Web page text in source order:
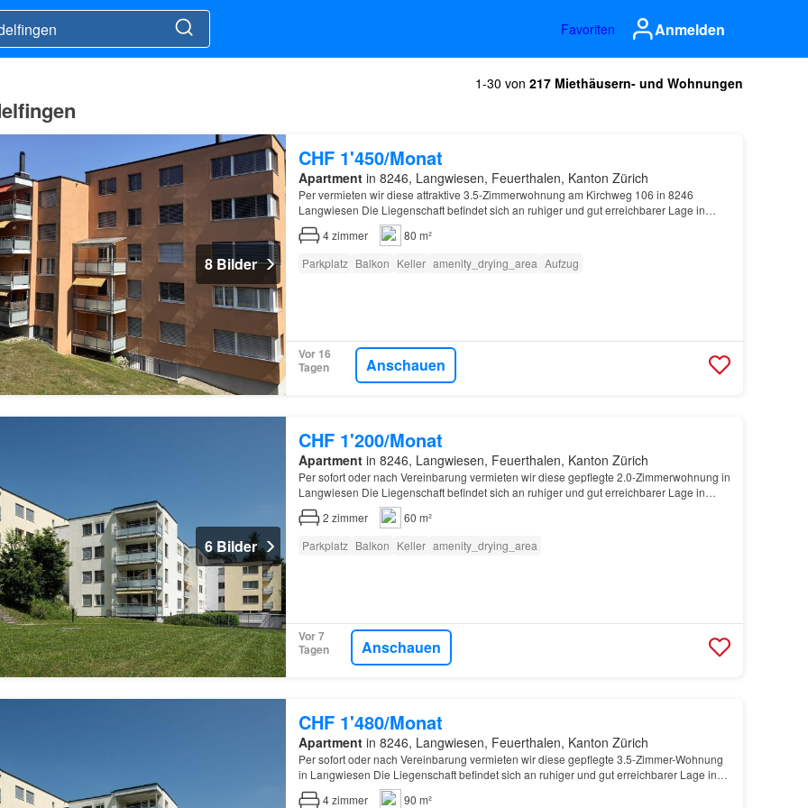
Favoriten Anmelden
1-30 von 217 Miethäusern- und Wohnungen
8 Bilder
CHF 1'450/Monat
Apartmentin 8246, Langwiesen, Feuerthalen, Kanton Zürich
Per vermieten wir diese attraktive 3.5-Zimmerwohnung am Kirchweg 106 in 8246
Langwiesen Die Liegenschaft befindet sich an ruhiger und gut erreichbarer Lage in
Langwiesen Einkaufsmöglichkeiten, öffentliche Verkehrsmittel sowie…
4zimmer
80 m²
Parkplatz Balkon Keller amenity_drying_area Aufzug
Vor 16
Tagen
Anschauen
6 Bilder
CHF 1'200/Monat
Apartmentin 8246, Langwiesen, Feuerthalen, Kanton Zürich
Per sofort oder nach Vereinbarung vermieten wir diese gepflegte 2.0-Zimmerwohnung in
Langwiesen Die Liegenschaft befindet sich an ruhiger und gut erreichbarer Lage in
Langwiesen Einkaufsmöglichkeiten, öffentliche Verkehrsmitt…
2 zimmer
60 m²
Parkplatz Balkon Keller amenity_drying_area
Vor 7
Tagen
Anschauen
CHF 1'480/Monat
Apartmentin 8246, Langwiesen, Feuerthalen, Kanton Zürich
Per sofort oder nach Vereinbarung vermieten wir diese gepflegte 3.5-Zimmer-Wohnung
in Langwiesen Die Liegenschaft befindet sich an ruhiger und gut erreichbarer Lage in
Langwiesen Einkaufsmöglichkeiten, öffentliche Verkehrsmit…
4zimmer 90 m²